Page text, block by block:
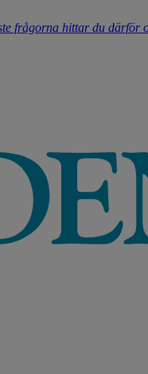
frågorna hittar du därför